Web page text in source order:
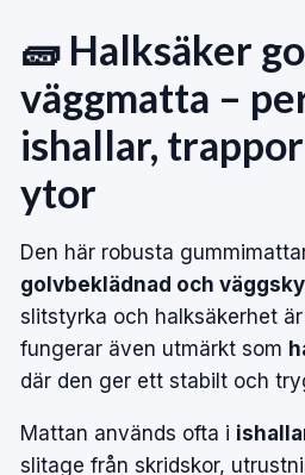
🧱 Halksäker
väggmatta –
ishallar,
ytor
Den här robusta
golvbeklädnad och
slitstyrka och halksäkerhet
fungerar även utmärkt som
där den ger ett stabilt och
Mattan används ofta i
slitage från skridskor,